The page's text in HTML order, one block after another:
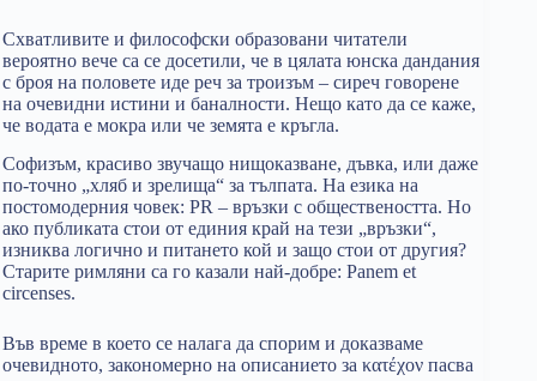
Схватливите и философски образовани читатели
вероятно вече са се досетили, че в цялата юнска дандания
с броя на половете иде реч за троизъм – сиреч говорене
на очевидни истини и баналности. Нещо като да се каже,
че водата е мокра или че земята е кръгла.
Софизъм, красиво звучащо нищоказване, дъвка, или даже
по-точно „хляб и зрелища“ за тълпата. На езика на
постомодерния човек: PR – връзки с обществеността. Но
ако публиката стои от единия край на тези „връзки“,
изниква логично и питането кой и защо стои от другия?
Старите римляни са го казали най-добре: Panem et
circenses.
Във време в което се налага да спорим и доказваме
очевидното, закономерно на описанието за κατέχον пасва